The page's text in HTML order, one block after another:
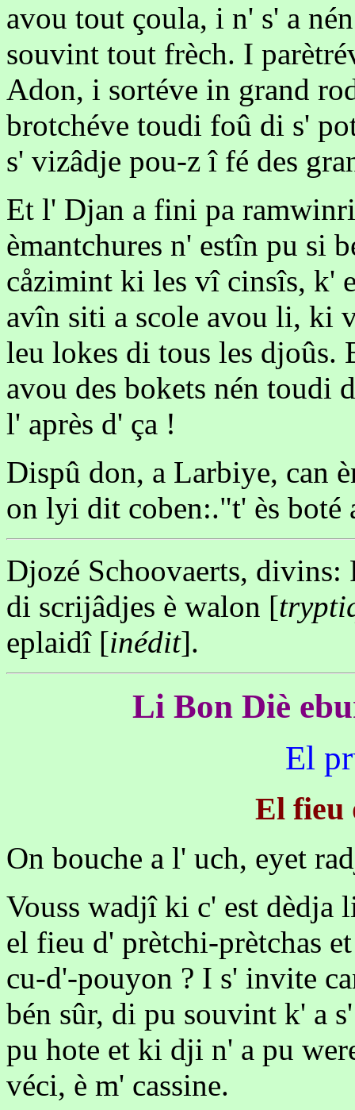
avou tout çoula, i n' s' a
souvint tout frèch. I
Adon, i sortéve in grand
brotchéve toudi foû di s'
s' vizâdje pou-z î fé des
Et l' Djan a fini pa ramwinri
èmantchures n' estîn pu si
cåzimint ki les vî cinsîs, k'
avîn siti a scole avou li, ki
leu lokes di tous les djoûs.
avou des bokets nén toudi
l' après d' ça !
Dispû don, a Larbiye, can
on lyi dit coben:."t' ès boté
Djozé Schoovaerts,
di scrijâdjes è walon [
eplaidî [inédit].
Li Bon Diè
El
El fieu
On bouche a l' uch, eyet
Vouss wadjî ki c' est dèdja
el fieu d' prètchi-prètchas
cu-d'-pouyon ? I s' invite
bén sûr, di pu souvint k' a
pu hote et ki dji n' a pu
véci, è m' cassine.